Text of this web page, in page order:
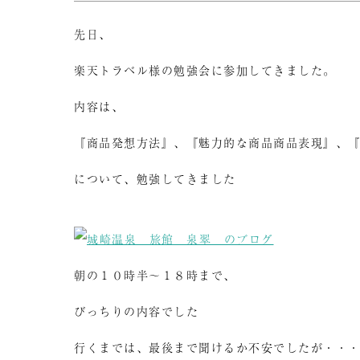
先日、
楽天トラベル様の勉強会に参加してきました。
内容は、
『商品発想方法』、『魅力的な商品商品表現』、
について、勉強してきました
朝の１０時半～１８時まで、
びっちりの内容でした
行くまでは、最後まで聞けるか不安でしたが・・・